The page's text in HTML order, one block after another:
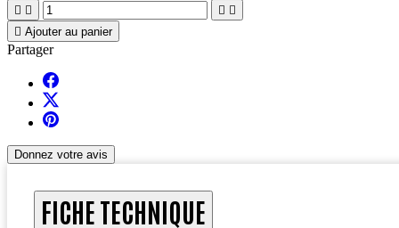
   
 Ajouter au panier
Partager
Donnez votre avis
FICHE TECHNIQUE